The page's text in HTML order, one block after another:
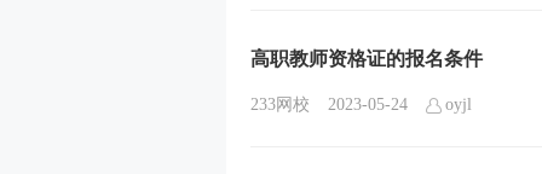
高职教师资格证的报名条件
233网校 2023-05-24 oyjl